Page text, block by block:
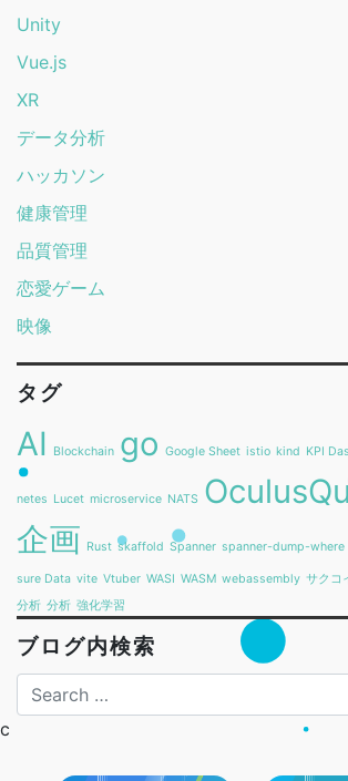
Unity
Vue.js
XR
データ分析
ハッカソン
健康管理
品質管理
恋愛ゲーム
映像
タグ
AI Blockchain go Google Sheet istio kind KPI
netes Lucet microservice NATS
企画 Rust skaffold Spanner spanner-dump-where
sure Data vite Vtuber WASI WASM webassembly サクコ
分析 分析 強化学習
ブログ内検索
Search
c